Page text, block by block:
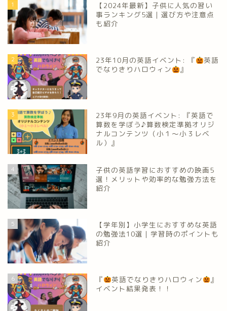
1
【2024年最新】子供に人気の習い
事ランキング5選｜選び方や注意点
も紹介
2 23年10月の英語イベント: 『
英語
でなりきりハロウィン
』
3
23年9月の英語イベント: 『英語で
算数を学ぼう♪算数検定準拠オリジ
ナルコンテンツ（小１～小３レベ
ル）』
4
子供の英語学習におすすめの映画5
選！メリットや効率的な勉強方法を
紹介
5
【学年別】小学生におすすめな英語
の勉強法10選｜学習時のポイントも
紹介
6 『 英語でなりきりハロウィン
』
イベント結果発表！！